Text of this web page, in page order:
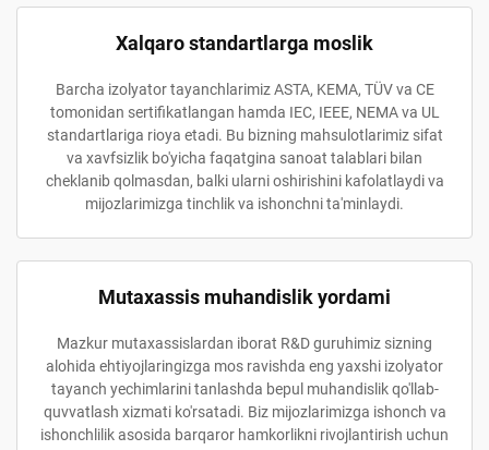
Xalqaro standartlarga moslik
Barcha izolyator tayanchlarimiz ASTA, KEMA, TÜV va CE
tomonidan sertifikatlangan hamda IEC, IEEE, NEMA va UL
standartlariga rioya etadi. Bu bizning mahsulotlarimiz sifat
va xavfsizlik bo'yicha faqatgina sanoat talablari bilan
cheklanib qolmasdan, balki ularni oshirishini kafolatlaydi va
mijozlarimizga tinchlik va ishonchni ta'minlaydi.
Mutaxassis muhandislik yordami
Mazkur mutaxassislardan iborat R&D guruhimiz sizning
alohida ehtiyojlaringizga mos ravishda eng yaxshi izolyator
tayanch yechimlarini tanlashda bepul muhandislik qo'llab-
quvvatlash xizmati ko'rsatadi. Biz mijozlarimizga ishonch va
ishonchlilik asosida barqaror hamkorlikni rivojlantirish uchun